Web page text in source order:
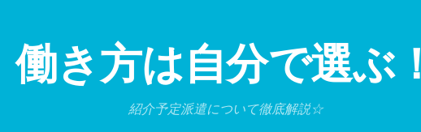
働き方は自分で選ぶ！
紹介予定派遣について徹底解説☆